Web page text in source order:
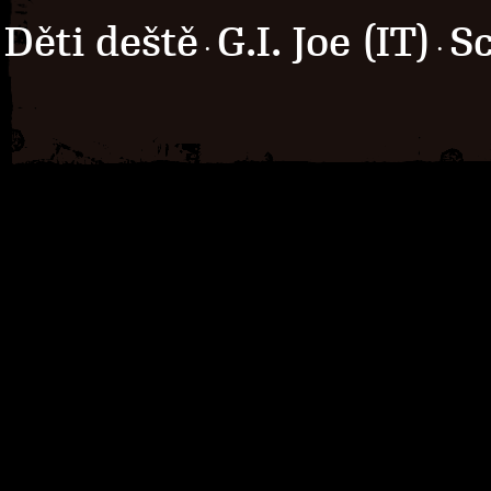
Děti deště · G.I. Joe (IT) ·